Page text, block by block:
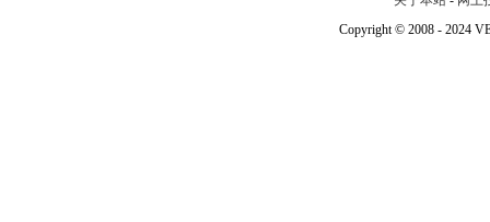
Copyright © 2008 - 2024